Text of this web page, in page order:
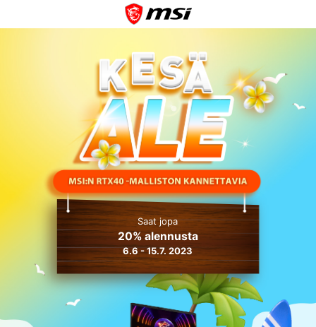
Saat jopa
20% alennusta
6.6 - 15.7. 2023